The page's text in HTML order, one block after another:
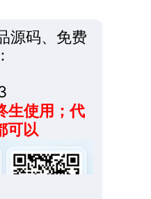
源码、免费
生使用；代
可以